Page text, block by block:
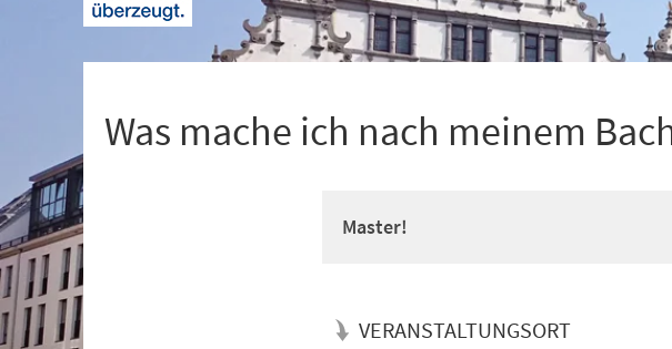
Was mache ich nach meinem
Master!
VERANSTALTUNGSORT